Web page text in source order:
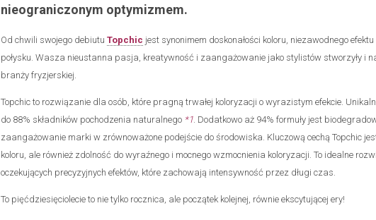
nieograniczonym optymizmem.
Od chwili swojego debiutu Topchic jest synonimem doskonałości koloru, niezawodnego
połysku. Wasza nieustanna pasja, kreatywność i zaangażowanie jako stylistów stworzyły i
branży fryzjerskiej.
Topchic to rozwiązanie dla osób, które pragną trwałej koloryzacji o wyrazistym efekcie.
do 88% składników pochodzenia naturalnego *1. Dodatkowo aż 94% formuły jest
zaangażowanie marki w zrównoważone podejście do środowiska. Kluczową cechą Topchic
koloru, ale również zdolność do wyraźnego i mocnego wzmocnienia koloryzacji. To idealne
oczekujących precyzyjnych efektów, które zachowają intensywność przez długi czas.
To pięćdziesięciolecie to nie tylko rocznica, ale początek kolejnej, równie ekscytującej ery!